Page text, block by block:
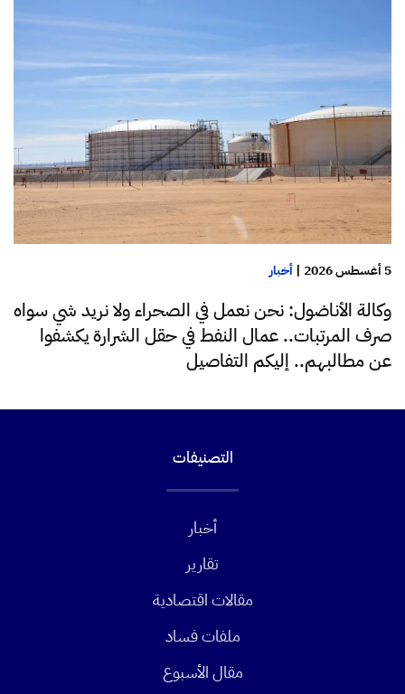
5 أغسطس 2026 | أخبار
وكالة الأناضول: نحن نعمل في الصحراء ولا نريد شي سواه
صرف المرتبات.. عمال النفط في حقل الشرارة يكشفوا
عن مطالبهم.. إليكم التفاصيل
التصنيفات
أخبار
تقارير
مقالات اقتصادية
ملفات فساد
مقال الأسبوع